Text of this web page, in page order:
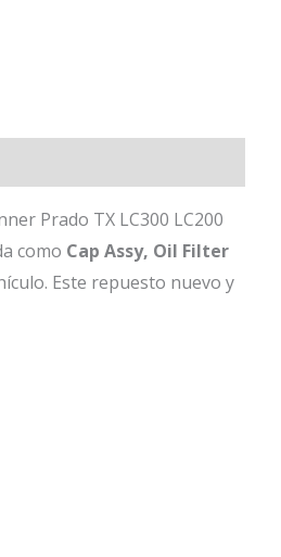
Prado TX LC300 LC200
como Cap Assy, Oil Filter
Este repuesto nuevo y